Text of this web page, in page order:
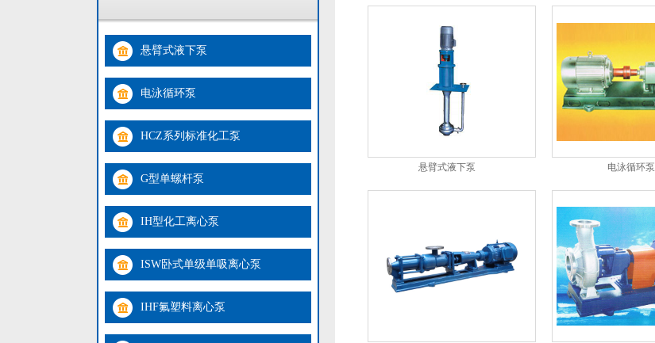
悬臂式液下泵
电泳循环泵
HCZ系列标准化工泵
G型单螺杆泵
IH型化工离心泵
ISW卧式单级单吸离心泵
IHF氟塑料离心泵
悬臂式液下泵 电泳循环泵